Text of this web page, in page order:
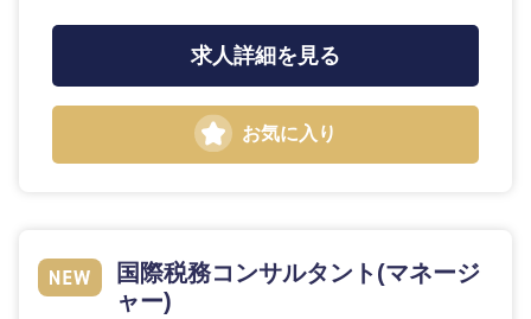
求人詳細を見る
お気に入り
国際税務コンサルタント(マネージ
ャー)